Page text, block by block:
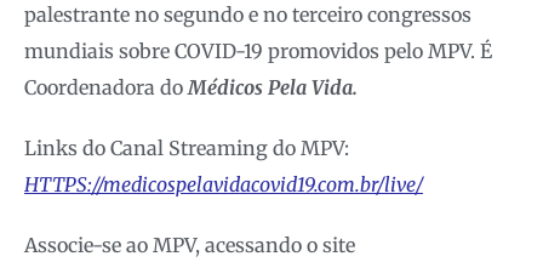
palestrante no segundo e no terceiro congressos
mundiais sobre COVID-19 promovidos pelo MPV. É
Coordenadora do Médicos Pela Vida.
Links do Canal Streaming do MPV:
HTTPS://medicospelavidacovid19.com.br/live/
Associe-se ao MPV, acessando o site